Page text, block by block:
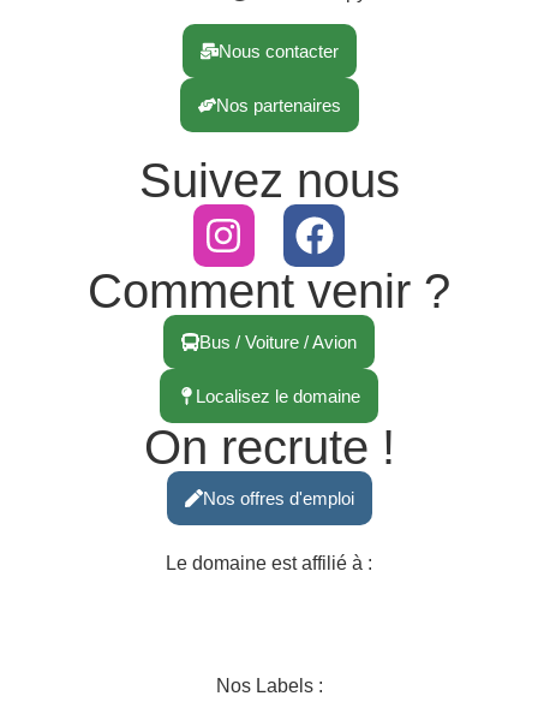
Nous contacter
Nos partenaires
Suivez nous
Comment venir ?
Bus / Voiture / Avion
Localisez le domaine
On recrute !
Nos offres d'emploi
Le domaine est affilié à :
Nos Labels :